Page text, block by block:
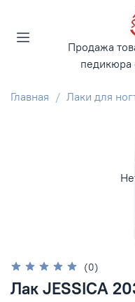
Продажа
педикюра
Главная Лаки для
(0)
Лак JESSICA